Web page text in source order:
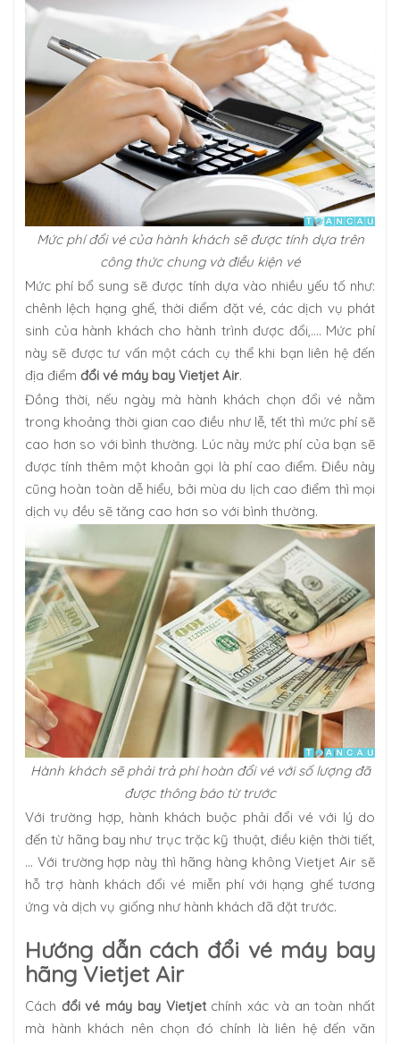
Mức phí đổi vé của hành khách sẽ được tính dựa trên
công thức chung và điều kiện vé
Mức phí bổ sung sẽ được tính dựa vào nhiều yếu tố như:
chênh lệch hạng ghế, thời điểm đặt vé, các dịch vụ phát
sinh của hành khách cho hành trình được đổi,…. Mức phí
này sẽ được tư vấn một cách cụ thể khi bạn liên hệ đến
địa điểm đổi vé máy bay Vietjet Air.
Đồng thời, nếu ngày mà hành khách chọn đổi vé nằm
trong khoảng thời gian cao điều như lễ, tết thì mức phí sẽ
cao hơn so với bình thường. Lúc này mức phí của bạn sẽ
được tính thêm một khoản gọi là phí cao điểm. Điều này
cũng hoàn toàn dễ hiểu, bởi mùa du lịch cao điểm thì mọi
dịch vụ đều sẽ tăng cao hơn so với bình thường.
Hành khách sẽ phải trả phí hoàn đổi vé với số lượng đã
được thông báo từ trước
Với trường hợp, hành khách buộc phải đổi vé với lý do
đến từ hãng bay như trục trặc kỹ thuật, điều kiện thời tiết,
… Với trường hợp này thì hãng hàng không Vietjet Air sẽ
hỗ trợ hành khách đổi vé miễn phí với hạng ghế tương
ứng và dịch vụ giống như hành khách đã đặt trước.
Hướng dẫn cách đổi vé máy bay
hãng Vietjet Air
Cách đổi vé máy bay Vietjetchính xác và an toàn nhất
mà hành khách nên chọn đó chính là liên hệ đến văn